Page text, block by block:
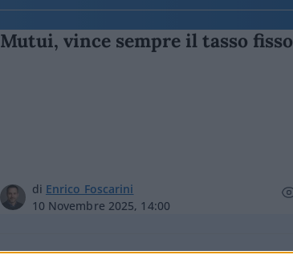
Mutui, vince sempre il tasso fisso
di Enrico Foscarini
10 Novembre 2025, 14:00